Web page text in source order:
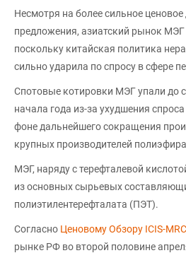
Несмотря на более сильное
предложения, азиатский рынок МЭГ
поскольку китайская политика
сильно ударила по спросу в сфере
Спотовые котировки МЭГ упали до
начала года из-за ухудшения
фоне дальнейшего сокращения
крупных производителей
МЭГ, наряду с терефталевой
из основных сырьевых
полиэтилентерефталата (ПЭТ).
Согласно Ценовому Обзору ICIS-MRC
рынке РФ во второй половине